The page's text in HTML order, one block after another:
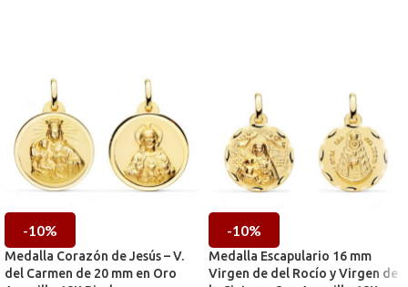
-10%
Medalla Corazón de Jesús – V.
del Carmen de 20 mm en Oro
-10%
Medalla Escapulario 16 mm
Virgen de del Rocío y Virgen de